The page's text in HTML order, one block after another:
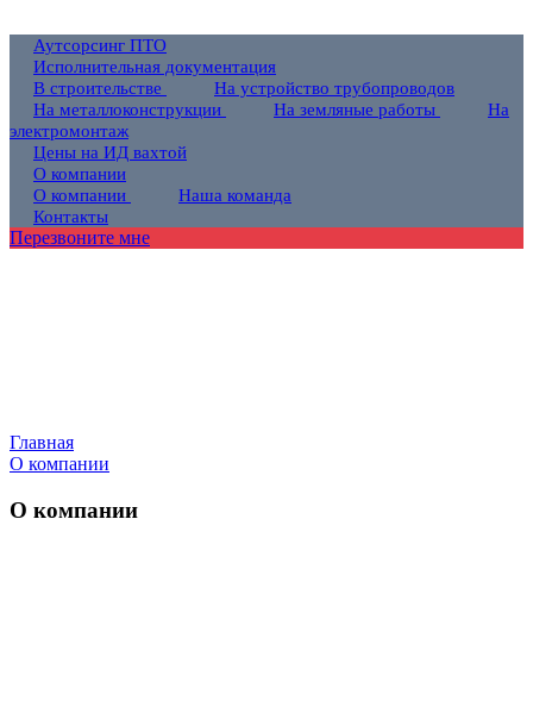
Аутсорсинг ПТО
Исполнительная документация
В строительстве
На устройство трубопроводов
На металлоконструкции
На земляные работы
На
электромонтаж
Цены на ИД вахтой
О компании
О компании
Наша команда
Контакты
Перезвоните мне
Главная
О компании
О компании